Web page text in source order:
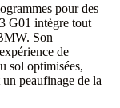
pour des
G01 intègre tout
Son
de
sol optimisées,
un peaufinage de la